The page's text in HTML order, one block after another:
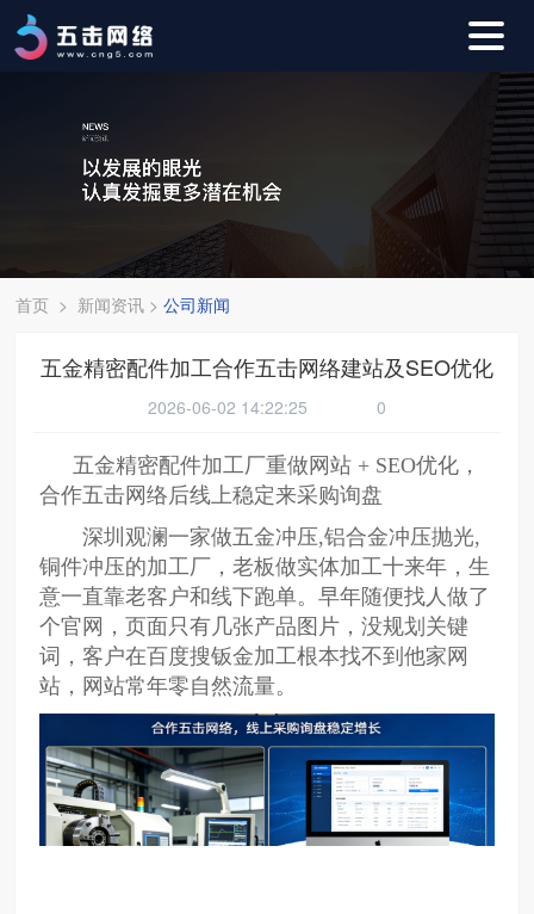
首页 > 新闻资讯 >公司新闻
五金精密配件加工合作五击网络建站及SEO优化
2026-06-02 14:22:25 0
五金精密配件加工厂重做网站 + SEO优化，
合作五击网络后线上稳定来采购询盘
深圳观澜一家做五金冲压,铝合金冲压抛光,
铜件冲压的加工厂，老板做实体加工十来年，生
意一直靠老客户和线下跑单。早年随便找人做了
个官网，页面只有几张产品图片，没规划关键
词，客户在百度搜钣金加工根本找不到他家网
站，网站常年零自然流量。